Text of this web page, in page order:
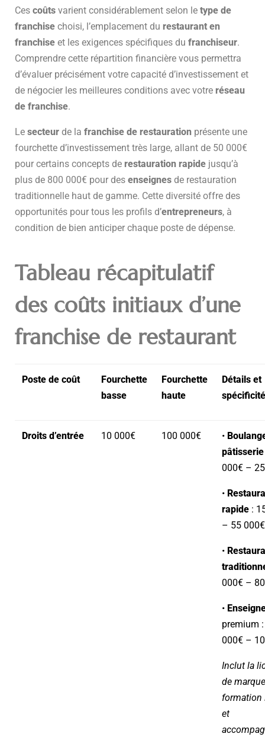
Ces coûts varient considérablement selon le type de
franchise choisi, l’emplacement du restaurant en
franchise et les exigences spécifiques du franchiseur.
Comprendre cette répartition financière vous permettra
d’évaluer précisément votre capacité d’investissement et
de négocier les meilleures conditions avec votre réseau
de franchise.
Le secteur de la franchise de restauration présente une
fourchette d’investissement très large, allant de 50 000€
pour certains concepts de restauration rapide jusqu’à
plus de 800 000€ pour des enseignes de restauration
traditionnelle haut de gamme. Cette diversité offre des
opportunités pour tous les profils d’entrepreneurs, à
condition de bien anticiper chaque poste de dépense.
Tableau récapitulatif
des coûts initiaux d’une
franchise de restaurant
Poste de coût
Fourchette
basse
Fourchette
haute
Détails et
Droits d’entrée 10 000€ 100 000€ •
pâtisserie
000€ –
•
rapide :
– 55 000€
•
000€ –
•
premium
000€ –
Inclut la
de
formation
et